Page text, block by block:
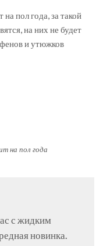
на пол года
с жидким
новинка.